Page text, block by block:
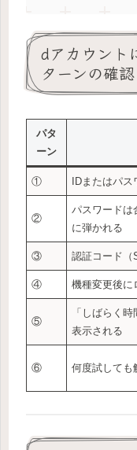
dアカウント
ターンの確認
パタ
ーン
① IDまたはパス
②
パスワードは
に弾かれる
③ 認証コード（
④ 機種変更後に
⑤
「しばらく
表示される
⑥ 何度試しても